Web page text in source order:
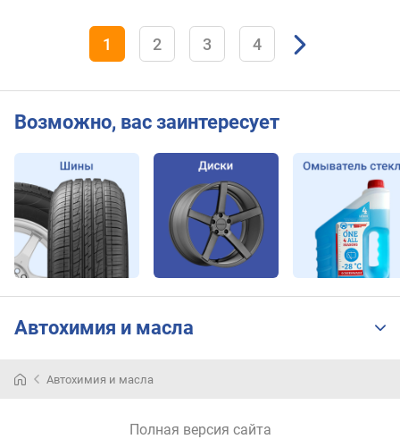
1 2 3 4
Возможно, вас заинтересует
Автохимия и масла
Автохимия и масла
Полная версия сайта